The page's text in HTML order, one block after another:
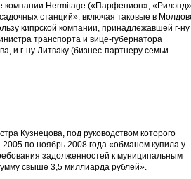
компании Hermitage («Парфенион»,
станций», включая таковые в
кипрской компании, принадлежавшей г-ну
транспорта и вице-губернатора
и г-ну Литваку (бизнес-партнеру семьи
Кузнецова, под руководством которого
2005 по ноябрь 2008 года «обманом купила у
задолженностей к муниципальным
свыше 3,5 миллиарда рублей».